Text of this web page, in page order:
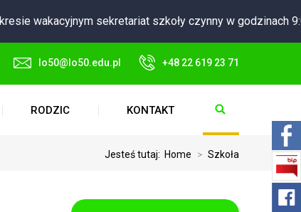
wakacyjnym sekretariat szkoły czynny w godzinach
lo50@lo50.edu.pl +48 22 619 23 71
RODZIC KONTAKT
Jesteś tutaj: Home > Szkoła